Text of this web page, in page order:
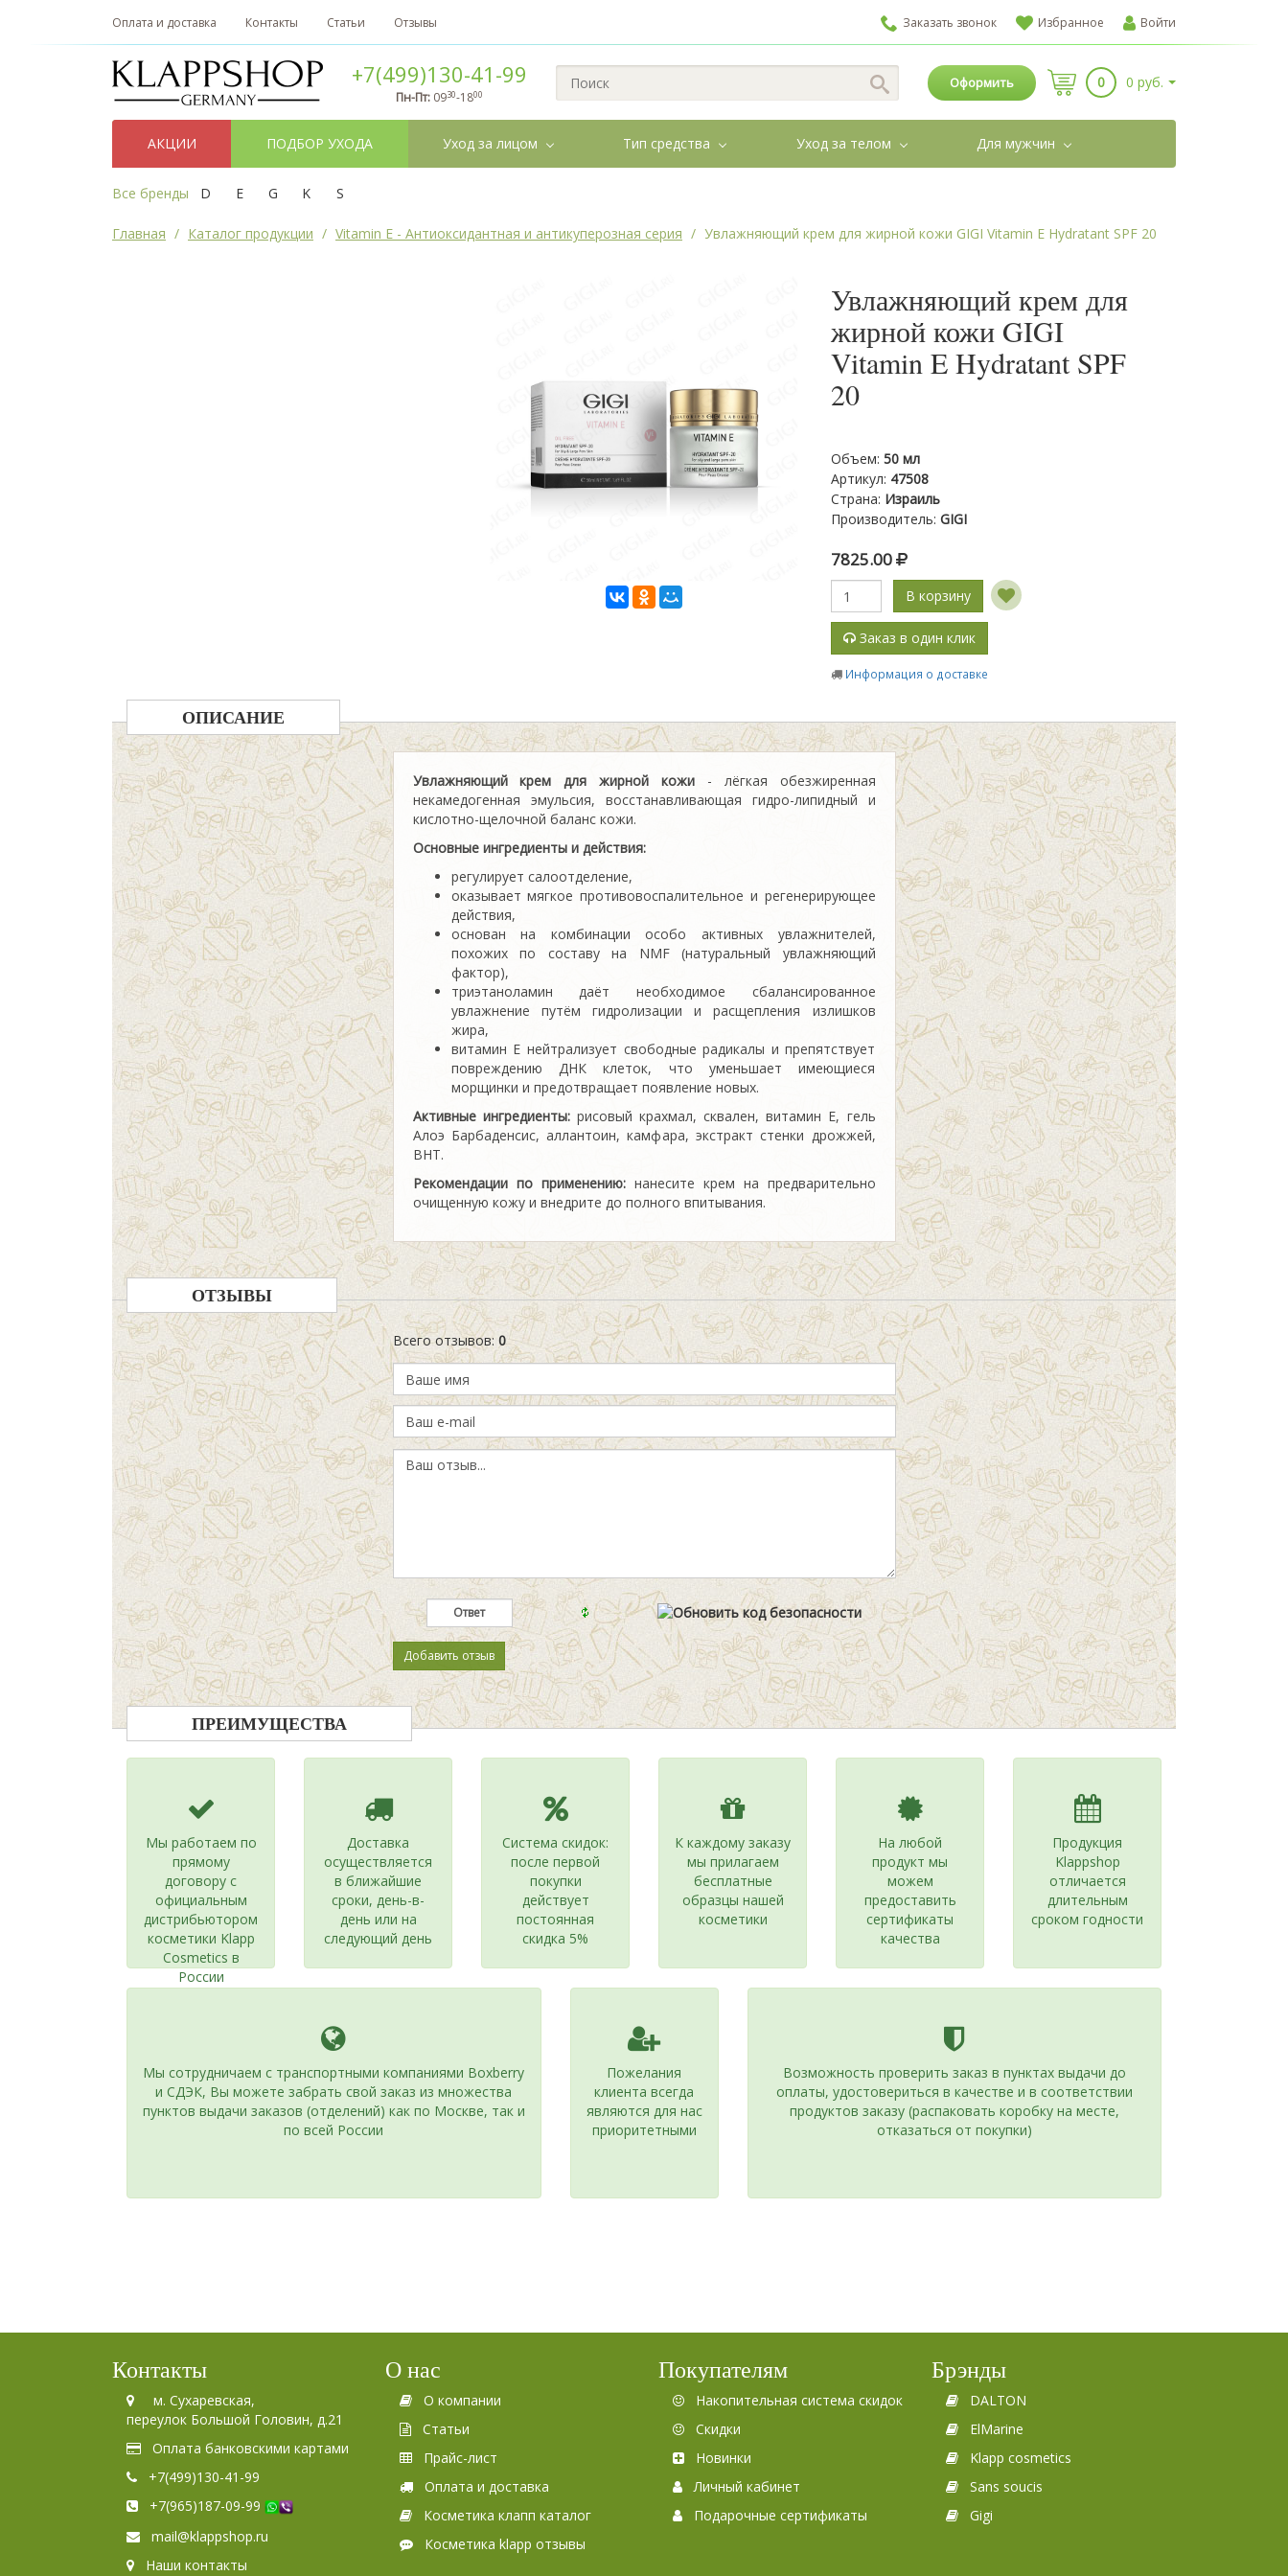
Оплата и доставка Контакты Статьи Отзывы Заказать звонок Избранное Войти
+7(499)130-41-99
Пн-Пт: 0930-1800
Оформить 0 0 руб.
АКЦИИ ПОДБОР УХОДА Уход за лицом Тип средства Уход за телом Для мужчин
Все бренды D E G K S
Главная Каталог продукции Vitamin E - Антиоксидантная и антикуперозная серия Увлажняющий крем для жирной кожи GIGI Vitamin E Hydratant SPF 20
Увлажняющий крем для
жирной кожи GIGI
Vitamin E Hydratant SPF
20
Объем: 50 мл
Артикул: 47508
Страна: Израиль
Производитель: GIGI
7825.00
В корзину
Заказ в один клик
Информация о доставке
ОПИСАНИЕ
Увлажняющий крем для жирной кожи- лёгкая обезжиренная
некамедогенная эмульсия, восстанавливающая гидро-липидный и
кислотно-щелочной баланс кожи.
Основные ингредиенты и действия:
регулирует салоотделение,
оказывает мягкое противовоспалительное и регенерирующее
действия,
основан на комбинации особо активных увлажнителей,
похожих по составу на NMF (натуральный увлажняющий
фактор),
триэтаноламин даёт необходимое сбалансированное
увлажнение путём гидролизации и расщепления излишков
жира,
витамин Е нейтрализует свободные радикалы и препятствует
повреждению ДНК клеток, что уменьшает имеющиеся
морщинки и предотвращает появление новых.
Активные ингредиенты:рисовый крахмал, сквален, витамин Е, гель
Алоэ Барбаденсис, аллантоин, камфара, экстракт стенки дрожжей,
ВНТ.
Рекомендации по применению:нанесите крем на предварительно
очищенную кожу и внедрите до полного впитывания.
ОТЗЫВЫ
Всего отзывов: 0
ПРЕИМУЩЕСТВА
Мы работаем по
прямому
договору с
официальным
дистрибьютором
косметики Klapp
Cosmetics в
России
Доставка
осуществляется
в ближайшие
сроки, день-в-
день или на
следующий день
Система скидок:
после первой
покупки
действует
постоянная
скидка 5%
К каждому заказу
мы прилагаем
бесплатные
образцы нашей
косметики
На любой
продукт мы
можем
предоставить
сертификаты
качества
Продукция
Klappshop
отличается
длительным
сроком годности
Мы сотрудничаем с транспортными компаниями Boxberry
и СДЭК, Вы можете забрать свой заказ из множества
пунктов выдачи заказов (отделений) как по Москве, так и
по всей России
Пожелания
клиента всегда
являются для нас
приоритетными
Возможность проверить заказ в пунктах выдачи до
оплаты, удостовериться в качестве и в соответствии
продуктов заказу (распаковать коробку на месте,
отказаться от покупки)
Контакты
м. Сухаревская,
переулок Большой Головин, д.21
Оплата банковскими картами
+7(499)130-41-99
+7(965)187-09-99
mail@klappshop.ru
Наши контакты
О нас
О компании
Статьи
Прайс-лист
Оплата и доставка
Косметика клапп каталог
Косметика klapp отзывы
Покупателям
Накопительная система скидок
Скидки
Новинки
Личный кабинет
Подарочные сертификаты
Брэнды
DALTON
ElMarine
Klapp cosmetics
Sans soucis
Gigi